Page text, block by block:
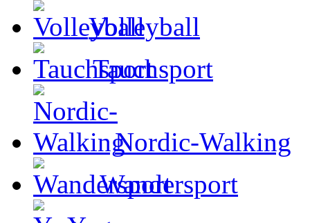
Volleyball
Tauchsport
Nordic-Walking
Wandersport